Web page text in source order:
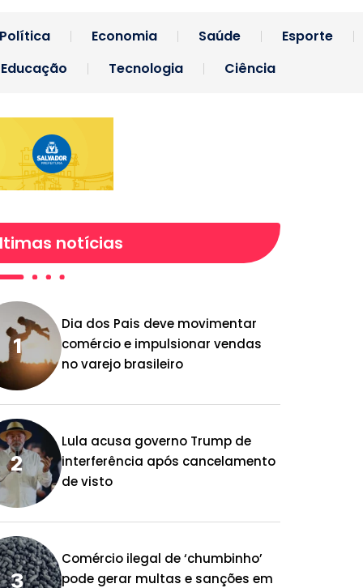
Política Economia Saúde
Esporte
Educação Tecnologia Ciência
notícias
Dia dos Pais deve movimentar
comércio e impulsionar vendas
no varejo brasileiro
Lula acusa governo Trump de
interferência após cancelamento
de visto
Comércio ilegal de ‘chumbinho’
pode gerar multas e sanções em